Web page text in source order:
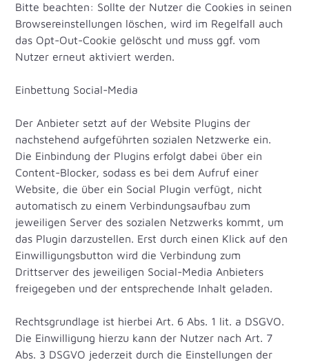
Bitte beachten: Sollte der Nutzer die Cookies in seinen
Browsereinstellungen löschen, wird im Regelfall auch
das Opt-Out-Cookie gelöscht und muss ggf. vom
Nutzer erneut aktiviert werden.
Einbettung Social-Media
Der Anbieter setzt auf der Website Plugins der
nachstehend aufgeführten sozialen Netzwerke ein.
Die Einbindung der Plugins erfolgt dabei über ein
Content-Blocker, sodass es bei dem Aufruf einer
Website, die über ein Social Plugin verfügt, nicht
automatisch zu einem Verbindungsaufbau zum
jeweiligen Server des sozialen Netzwerks kommt, um
das Plugin darzustellen. Erst durch einen Klick auf den
Einwilligungsbutton wird die Verbindung zum
Drittserver des jeweiligen Social-Media Anbieters
freigegeben und der entsprechende Inhalt geladen.
Rechtsgrundlage ist hierbei Art. 6 Abs. 1 lit. a DSGVO.
Die Einwilligung hierzu kann der Nutzer nach Art. 7
Abs. 3 DSGVO jederzeit durch die Einstellungen der